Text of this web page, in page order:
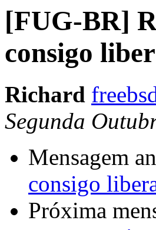
[FUG-BR]
consigo
Richard
Segunda
Mensagem
consigo
Próxima